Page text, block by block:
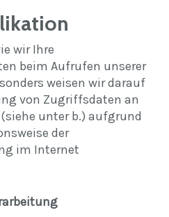
wir Ihre
beim Aufrufen unserer
weisen wir darauf
von Zugriffsdaten an
unter b.) aufgrund
der
im Internet